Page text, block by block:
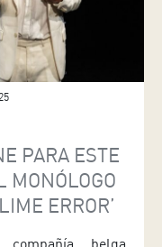
PARA ESTE
MONÓLOGO
ERROR’
belga